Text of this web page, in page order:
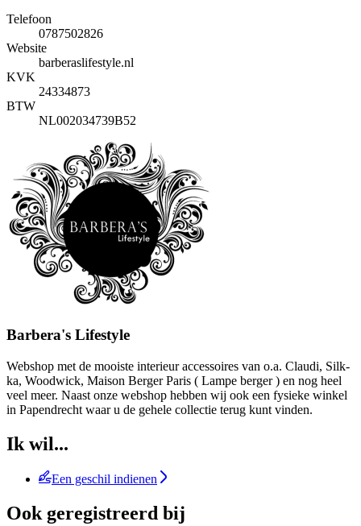
Telefoon
0787502826
Website
barberaslifestyle.nl
KVK
24334873
BTW
NL002034739B52
Barbera's Lifestyle
Webshop met de mooiste interieur accessoires van o.a. Claudi, Silk-
ka, Woodwick, Maison Berger Paris ( Lampe berger ) en nog heel
veel meer. Naast onze webshop hebben wij ook een fysieke winkel
in Papendrecht waar u de gehele collectie terug kunt vinden.
Ik wil...
Een geschil indienen
Ook geregistreerd bij